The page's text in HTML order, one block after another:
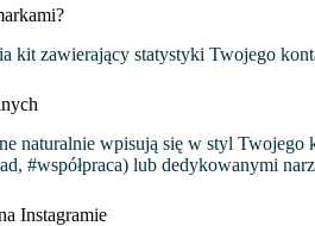
kit zawierający statystyki Twojego
naturalnie wpisują się w styl
#współpraca) lub dedykowanymi
Instagramie